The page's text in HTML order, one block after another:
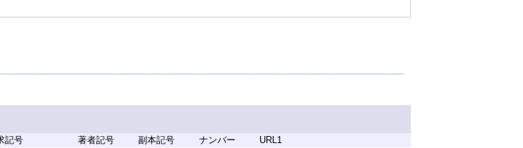
記号 著者記号 副本記号 ナンバー URL1